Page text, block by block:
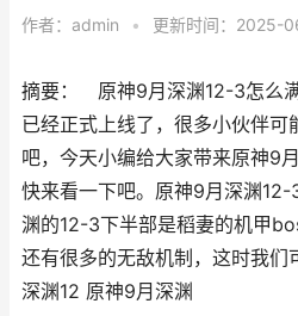
作者： admin • 更新时间：2025-
摘要： 原神9月深渊12-3怎么
已经正式上线了，很多小伙伴可
吧，今天小编给大家带来原神9
快来看一下吧。原神9月深渊
渊的12-3下半部是稻妻的机甲
还有很多的无敌机制，这时我们
深渊12 原神9月深渊